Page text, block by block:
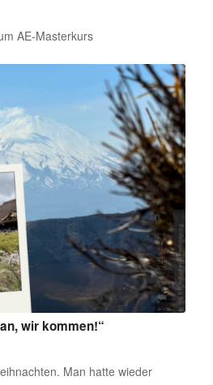
AE-Masterkurs
wir kommen!“
Man hatte wieder